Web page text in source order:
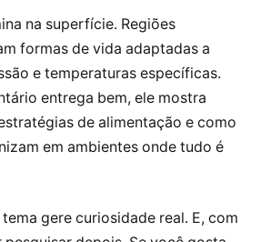
na superfície. Regiões
formas de vida adaptadas a
e temperaturas específicas.
entrega bem, ele mostra
de alimentação e como
em ambientes onde tudo é
gere curiosidade real. E, com